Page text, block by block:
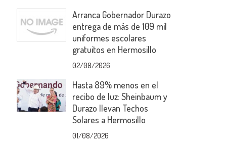
Arranca Gobernador Durazo
entrega de más de 109 mil
uniformes escolares
gratuitos en Hermosillo
02/08/2026
Hasta 89% menos en el
recibo de luz: Sheinbaum y
Durazo llevan Techos
Solares a Hermosillo
01/08/2026